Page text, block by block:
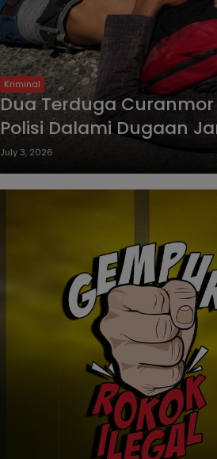
Kriminal
Dua Terduga
Polisi Dalami Dugaan
Malang
July 3, 2026